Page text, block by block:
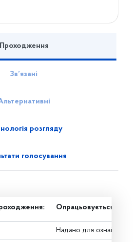
Проходження
Зв’язані
розгляду
голосування
Опрацьовується в
Надано для